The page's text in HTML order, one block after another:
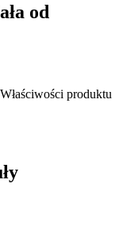
od
Właściwości produktu